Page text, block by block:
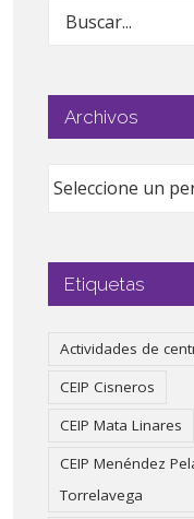
Buscar:
Archivos
Etiquetas
Actividades de
CEIP Cisneros
CEIP Mata Linares
CEIP Menéndez
Torrelavega